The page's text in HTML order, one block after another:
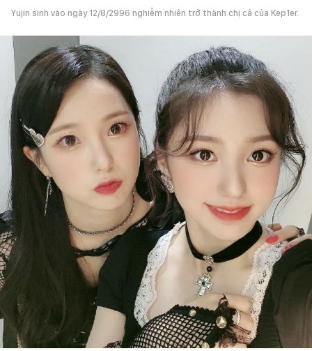
Yujin sinh vào ngày 12/8/2996 nghiễm nhiên trở thành chị cả của Kep1er.